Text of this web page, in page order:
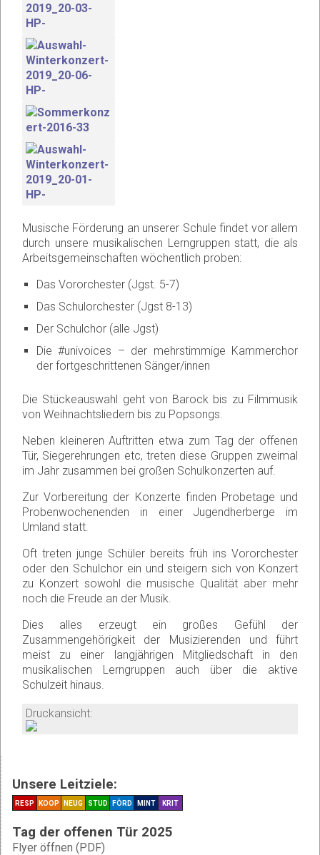
Musische Förderung an unserer Schule findet vor allem
durch unsere musikalischen Lerngruppen statt, die als
Arbeitsgemeinschaften wöchentlich proben:
Das Vororchester (Jgst. 5-7)
Das Schulorchester (Jgst 8-13)
Der Schulchor (alle Jgst)
Die #univoices – der mehrstimmige Kammerchor
der fortgeschrittenen Sänger/innen
Die Stückeauswahl geht von Barock bis zu Filmmusik
von Weihnachtsliedern bis zu Popsongs.
Neben kleineren Auftritten etwa zum Tag der offenen
Tür, Siegerehrungen etc, treten diese Gruppen zweimal
im Jahr zusammen bei großen Schulkonzerten auf.
Zur Vorbereitung der Konzerte finden Probetage und
Probenwochenenden in einer Jugendherberge im
Umland statt.
Oft treten junge Schüler bereits früh ins Vororchester
oder den Schulchor ein und steigern sich von Konzert
zu Konzert sowohl die musische Qualität aber mehr
noch die Freude an der Musik.
Dies alles erzeugt ein großes Gefühl der
Zusammengehörigkeit der Musizierenden und führt
meist zu einer langjährigen Mitgliedschaft in den
musikalischen Lerngruppen auch über die aktive
Schulzeit hinaus.
Druckansicht:
Unsere Leitziele:
RESP KOOP NEUG STUD FÖRD MINT KRIT
Tag der offenen Tür 2025
Flyer öffnen (PDF)